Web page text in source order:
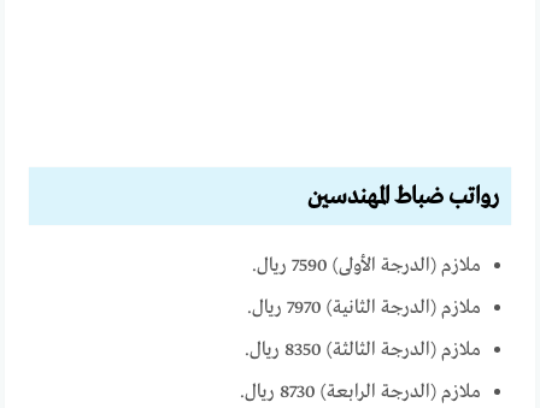
رواتب ضباط المهندسين
ملازم (الدرجة الأولى) 7590 ريال.
ملازم (الدرجة الثانية) 7970 ريال.
ملازم (الدرجة الثالثة) 8350 ريال.
ملازم (الدرجة الرابعة) 8730 ريال.